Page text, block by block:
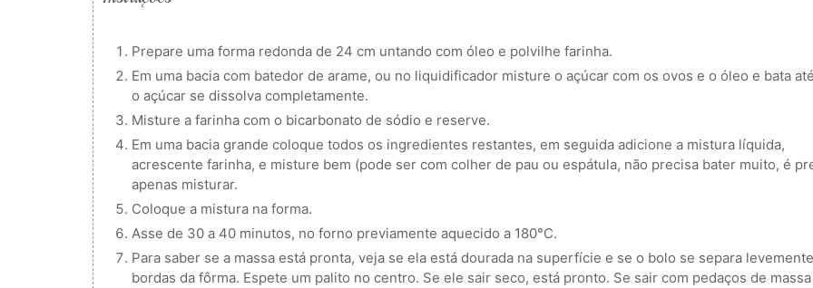
Prepare uma forma redonda de 24 cm untando com óleo e polvilhe farinha.
Em uma bacia com batedor de arame, ou no liquidificador misture o açúcar com os ovos e o óleo e bata
o açúcar se dissolva completamente.
Misture a farinha com o bicarbonato de sódio e reserve.
Em uma bacia grande coloque todos os ingredientes restantes, em seguida adicione a mistura líquida,
acrescente farinha, e misture bem (pode ser com colher de pau ou espátula, não precisa bater muito, é
apenas misturar.
Coloque a mistura na forma.
Asse de 30 a 40 minutos, no forno previamente aquecido a 180°C.
Para saber se a massa está pronta, veja se ela está dourada na superfície e se o bolo se separa
bordas da fôrma. Espete um palito no centro. Se ele sair seco, está pronto. Se sair com pedaços de